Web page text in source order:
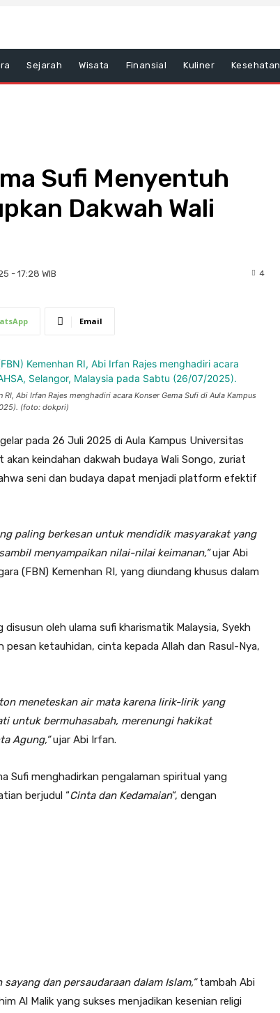
Sejarah Wisata Finansial Kuliner Kesehatan
Sufi Menyentuh
Dakwah Wali
- 17:28 WIB 4
Email
Abi Irfan Rajes menghadiri acara Konser Gema Sufi di Aula Kampus
(foto: dokpri)
pada 26 Juli 2025 di Aula Kampus Universitas
keindahan dakwah budaya Wali Songo, zuriat
seni dan budaya dapat menjadi platform efektif
paling berkesan untuk mendidik masyarakat yang
menyampaikan nilai-nilai keimanan,”ujar Abi
(FBN) Kemenhan RI, yang diundang khusus dalam
oleh ulama sufi kharismatik Malaysia, Syekh
pesan ketauhidan, cinta kepada Allah dan Rasul-Nya,
meneteskan air mata karena lirik-lirik yang
untuk bermuhasabah, merenungi hakikat
Agung,”ujar Abi Irfan.
Sufi menghadirkan pengalaman spiritual yang
berjudul “Cinta dan Kedamaian“, dengan
dan persaudaraan dalam Islam,”tambah Abi
Al Malik yang sukses menjadikan kesenian religi